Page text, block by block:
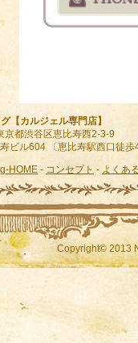
【カルジェル専門店】
都渋谷区恵比寿西2-3-9
ル604 〔恵比寿駅西口徒歩
HOME - コンセプト - よくあ
Copyright© 2013